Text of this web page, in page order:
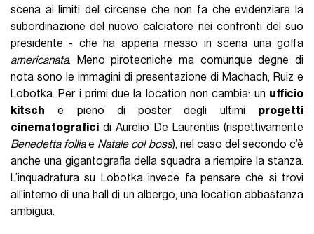
scena ai limiti del circense che non fa che evidenziare la
subordinazione del nuovo calciatore nei confronti del suo
presidente - che ha appena messo in scena una goffa
americanata. Meno pirotecniche ma comunque degne di
nota sono le immagini di presentazione di Machach, Ruiz e
Lobotka. Per i primi due la location non cambia: un ufficio
kitsch e pieno di poster degli ultimi progetti
cinematografici di Aurelio De Laurentiis (rispettivamente
Benedetta folliae Natale col boss), nel caso del secondo c’è
anche una gigantografia della squadra a riempire la stanza.
L’inquadratura su Lobotka invece fa pensare che si trovi
all’interno di una hall di un albergo, una location abbastanza
ambigua.